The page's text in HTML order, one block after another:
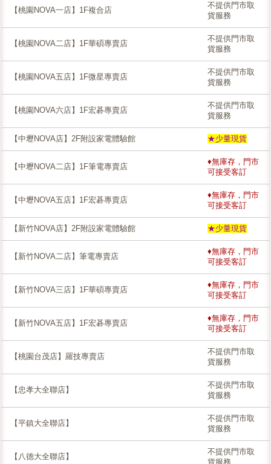
【桃園NOVA一店】1F複合店
不提供門市取
貨服務
【桃園NOVA二店】1F華碩專賣店
不提供門市取
貨服務
【桃園NOVA五店】1F微星專賣店
不提供門市取
貨服務
【桃園NOVA六店】1F宏碁專賣店
不提供門市取
貨服務
【中壢NOVA店】2F附設家電體驗館 ★少量現貨
【中壢NOVA二店】1F筆電專賣店
♦無庫存，門市
可接受客訂
【中壢NOVA五店】1F宏碁專賣店
♦無庫存，門市
可接受客訂
【新竹NOVA店】2F附設家電體驗館 ★少量現貨
【新竹NOVA二店】筆電專賣店
♦無庫存，門市
可接受客訂
【新竹NOVA三店】1F華碩專賣店
♦無庫存，門市
可接受客訂
【新竹NOVA五店】1F宏碁專賣店
♦無庫存，門市
可接受客訂
【桃園台茂店】羅技專賣店
不提供門市取
貨服務
【忠孝大全聯店】
不提供門市取
貨服務
【平鎮大全聯店】
不提供門市取
貨服務
【八德大全聯店】
不提供門市取
貨服務